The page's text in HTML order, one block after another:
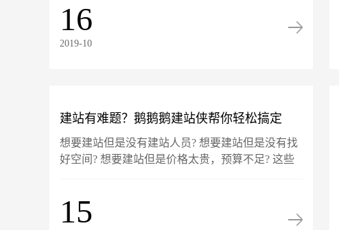
通过镜像获得的备份......
16
2019-10
建站有难题？鹅鹅鹅建站侠帮你轻松搞定
想要建站但是没有建站人员? 想要建站但是没有找
好空间? 想要建站但是价格太贵，预算不足? 这些
懂......
15